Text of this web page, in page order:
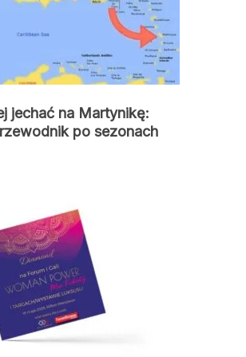
jechać na Martynikę:
po sezonach